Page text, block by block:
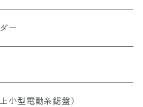
ー
小型電動糸鋸盤）